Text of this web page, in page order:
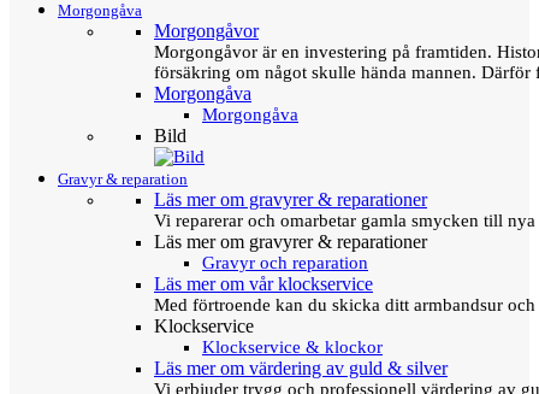
Morgongåva
Morgongåvor
Morgongåvor är en investering på framtiden.
försäkring om något skulle hända mannen.
Morgongåva
Morgongåva
Bild
Gravyr & reparation
Läs mer om gravyrer & reparationer
Vi reparerar och omarbetar gamla smycken till
Läs mer om gravyrer & reparationer
Gravyr och reparation
Läs mer om vår klockservice
Med förtroende kan du skicka ditt armbandsur
Klockservice
Klockservice & klockor
Läs mer om värdering av guld & silver
Vi erbjuder trygg och professionell värdering av